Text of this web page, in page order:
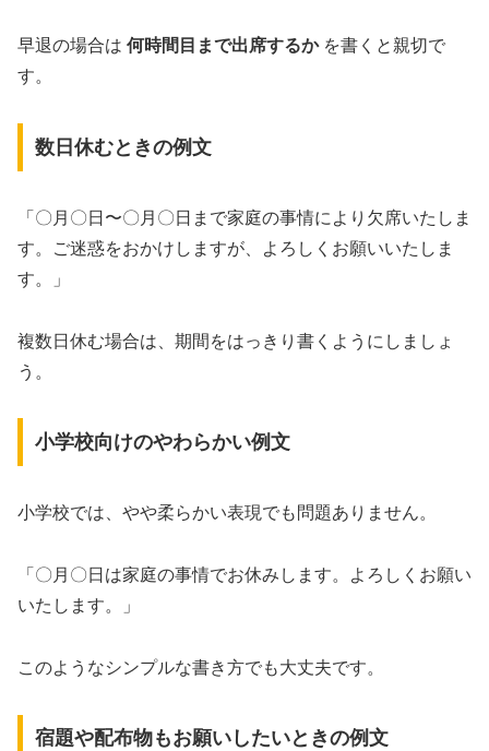
早退の場合は 何時間目まで出席するかを書くと親切で
す。
数日休むときの例文
「〇月〇日〜〇月〇日まで家庭の事情により欠席いたしま
す。ご迷惑をおかけしますが、よろしくお願いいたしま
す。」
複数日休む場合は、期間をはっきり書くようにしましょ
う。
小学校向けのやわらかい例文
小学校では、やや柔らかい表現でも問題ありません。
「〇月〇日は家庭の事情でお休みします。よろしくお願い
いたします。」
このようなシンプルな書き方でも大丈夫です。
宿題や配布物もお願いしたいときの例文